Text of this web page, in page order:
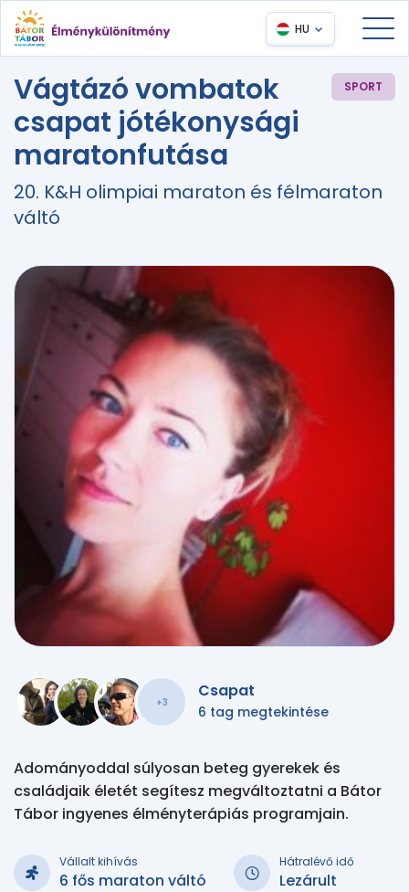
HU
Vágtázó vombatok
csapat jótékonysági
maratonfutása
SPORT
20. K&H olimpiai maraton és félmaraton
váltó
+3
Csapat
6 tag megtekintése
Adományoddal súlyosan beteg gyerekek és
családjaik életét segítesz megváltoztatni a Bátor
Tábor ingyenes élményterápiás programjain.
Vállalt kihívás
6 fős maraton váltó
Hátralévő idő
Lezárult